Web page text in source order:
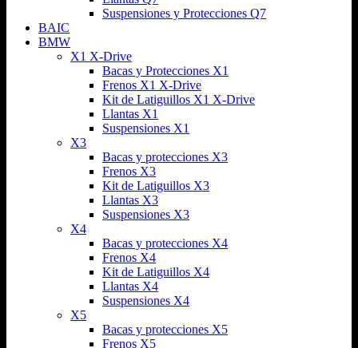
Suspensiones y Protecciones Q7
BAIC
BMW
X1 X-Drive
Bacas y Protecciones X1
Frenos X1 X-Drive
Kit de Latiguillos X1 X-Drive
Llantas X1
Suspensiones X1
X3
Bacas y protecciones X3
Frenos X3
Kit de Latiguillos X3
Llantas X3
Suspensiones X3
X4
Bacas y protecciones X4
Frenos X4
Kit de Latiguillos X4
Llantas X4
Suspensiones X4
X5
Bacas y protecciones X5
Frenos X5